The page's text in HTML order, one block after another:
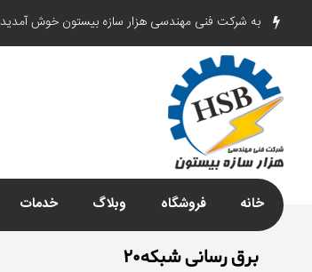
به شرکت فنی مهندسی هزار سازه بیستون خوش آمدید
خانه فروشگاه وبلاگ خدمات
برق رسانى شبكه٢٠